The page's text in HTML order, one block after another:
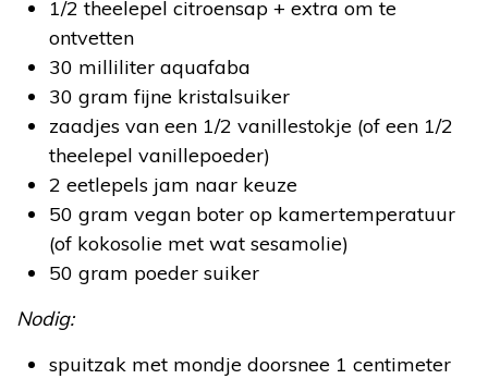
1/2 theelepel citroensap + extra om te
ontvetten
30 milliliter aquafaba
30 gram fijne kristalsuiker
zaadjes van een 1/2 vanillestokje (of een 1/2
theelepel vanillepoeder)
2 eetlepels jam naar keuze
50 gram vegan boter op kamertemperatuur
(of kokosolie met wat sesamolie)
50 gram poeder suiker
Nodig:
spuitzak met mondje doorsnee 1 centimeter